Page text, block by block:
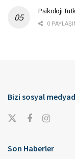
Psikoloji
0
Bizi sosyal
Son Haberler